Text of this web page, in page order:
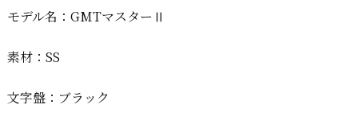
モデル名：GMTマスターⅡ
素材：SS
文字盤：ブラック